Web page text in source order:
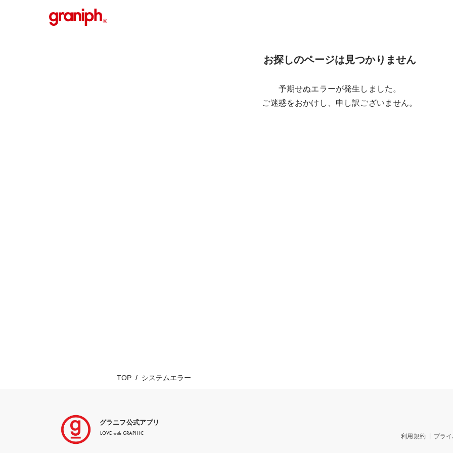
お探しのページは見つかりません
予期せぬエラーが発生しました。
ご迷惑をおかけし、申し訳ございません。
TOP システムエラー
グラニフ公式アプリ
LOVE with GRAPHIC 利用規約 プラ